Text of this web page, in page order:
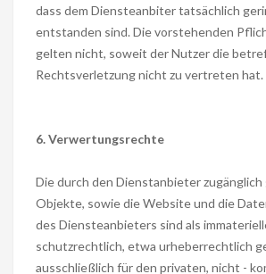
dass dem Diensteanbiter tatsächlich
entstanden sind. Die vorstehenden
gelten nicht, soweit der Nutzer die
Rechtsverletzung nicht zu vertreten hat.
6. Verwertungsrechte
Die durch den Dienstanbieter zugänglich
Objekte, sowie die Website und die
des Diensteanbieters sind als
schutzrechtlich, etwa urheberrechtlich
ausschließlich für den privaten, nicht -